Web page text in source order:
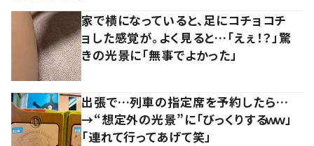
家で横になっていると、足にコチョコチ
ョした感覚が。よく見ると…「えぇ！？」驚
きの光景に「無事でよかった」
出張で…列車の指定席を予約したら…
→“想定外の光景”に「びっくりするｗｗ」
「連れて行ってあげて笑」